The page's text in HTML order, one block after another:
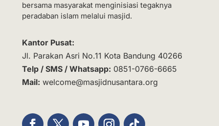
bersama masyarakat menginisiasi tegaknya
peradaban islam melalui masjid.
Kantor Pusat:
Jl. Parakan Asri No.11 Kota Bandung 40266
Telp / SMS / Whatsapp: 0851-0766-6665
Mail: welcome@masjidnusantara.org